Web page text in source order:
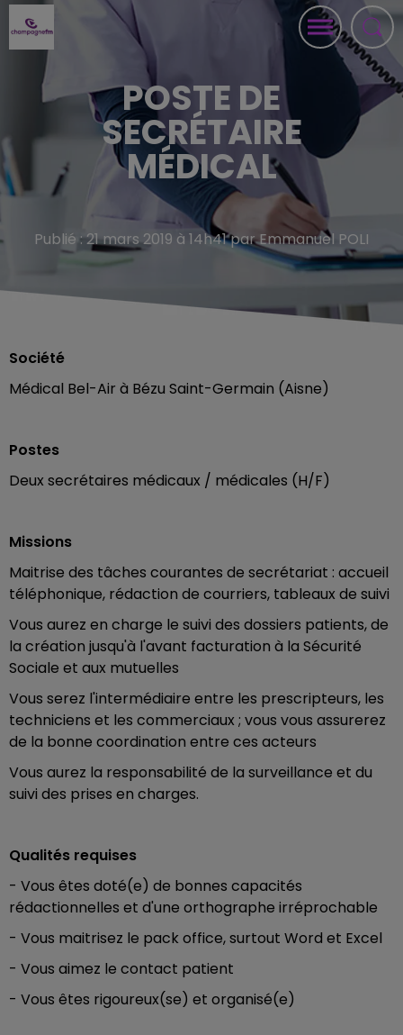
POSTE DE
SECRÉTAIRE
MÉDICAL
Publié : 21 mars 2019 à 14h41 par Emmanuel POLI
Société
Médical Bel-Air à Bézu Saint-Germain (Aisne)
Postes
Deux secrétaires médicaux / médicales (H/F)
Missions
Maitrise des tâches courantes de secrétariat : accueil
téléphonique, rédaction de courriers, tableaux de suivi
Vous aurez en charge le suivi des dossiers patients, de
la création jusqu'à l'avant facturation à la Sécurité
Sociale et aux mutuelles
Vous serez l'intermédiaire entre les prescripteurs, les
techniciens et les commerciaux ; vous vous assurerez
de la bonne coordination entre ces acteurs
Vous aurez la responsabilité de la surveillance et du
suivi des prises en charges.
Qualités requises
- Vous êtes doté(e) de bonnes capacités
rédactionnelles et d'une orthographe irréprochable
- Vous maitrisez le pack office, surtout Word et Excel
- Vous aimez le contact patient
- Vous êtes rigoureux(se) et organisé(e)